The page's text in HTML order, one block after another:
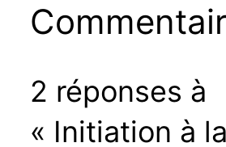
2 réponses à
« Initiation à la